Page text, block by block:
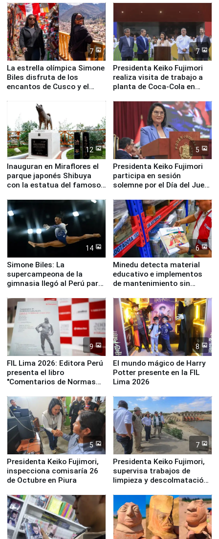
7
La estrella olímpica Simone
Biles disfruta de los
encantos de Cusco y el
7
Presidenta Keiko Fujimori
realiza visita de trabajo a
planta de Coca-Cola en
12
Inauguran en Miraflores el
parque japonés Shibuya
con la estatua del famoso
5
Presidenta Keiko Fujimori
participa en sesión
solemne por el Día del Juez
14
Simone Biles: La
supercampeona de la
gimnasia llegó al Perú para
Panamericanos Lima 2027
6
Minedu detecta material
educativo e implementos
de mantenimiento sin
la UGEL 2
9
FIL Lima 2026: Editora Perú
presenta el libro
"Comentarios de Normas
Derecho Colectivo"
8
El mundo mágico de Harry
Potter presente en la FIL
Lima 2026
5
Presidenta Keiko Fujimori,
inspecciona comisaría 26
de Octubre en Piura
7
Presidenta Keiko Fujimori,
supervisa trabajos de
limpieza y descolmatación